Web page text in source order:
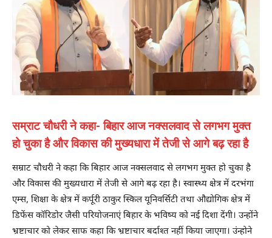
‎सम्राट चौधरी ने कहा- बिहार आज नक्सलवाद से लगभग मुक्त
हो चुका है और विकास की मुख्यधारा में तेजी से आगे बढ़ रहा है
सम्राट चौधरी ने कहा कि बिहार आज नक्सलवाद से लगभग मुक्त हो चुका है
और विकास की मुख्यधारा में तेजी से आगे बढ़ रहा है। स्वास्थ्य क्षेत्र में दरभंगा
एम्स, शिक्षा के क्षेत्र में कर्पूरी ठाकुर स्किल यूनिवर्सिटी तथा औद्योगिक क्षेत्र में
डिफेंस कॉरिडोर जैसी परियोजनाएं बिहार के भविष्य को नई दिशा देंगी। उन्होंने
भ्रष्टाचार को लेकर साफ कहा कि भ्रष्टाचार बर्दाश्त नहीं किया जाएगा। उंन्होने